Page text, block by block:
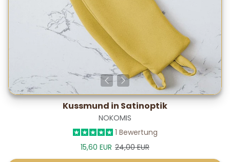
Kussmund in Satinoptik
NOKOMIS
1 Bewertung
Verkaufspreis
15,60 EUR Normalpreis
24,00 EUR